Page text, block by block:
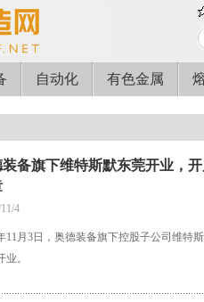
自动化 有色金属
备旗下维特斯默东莞开业，
4
11月3日，奥德装备旗下控股子公司维特
业。